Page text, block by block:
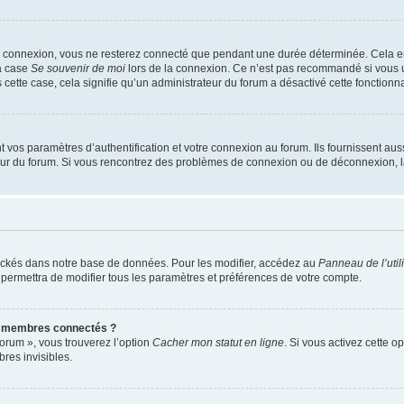
vous ne resterez connecté que pendant une durée déterminée. Cela
case Se souvenir de moi lors de la connexion. Ce n’est pas recommandé si
case, cela signifie qu’un administrateur du forum a désactivé cette
paramètres d’authentification et votre connexion au forum. Ils fournissent
du forum. Si vous rencontrez des problèmes de connexion ou de
dans notre base de données. Pour les modifier, accédez au Panneau de
de modifier tous les paramètres et préférences de votre compte.
connectés ?
», vous trouverez l’option Cacher mon statut en ligne . Si vous activez cette
invisibles.